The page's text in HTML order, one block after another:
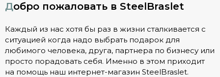
Добро пожаловать в SteelBraslet
Каждый из нас хотя бы раз в жизни сталкивается с
ситуацией когда надо выбрать подарок для
любимого человека, друга, партнера по бизнесу или
просто порадовать себя. Именно в этом приходит
на помощь наш интернет-магазин SteelBraslet.